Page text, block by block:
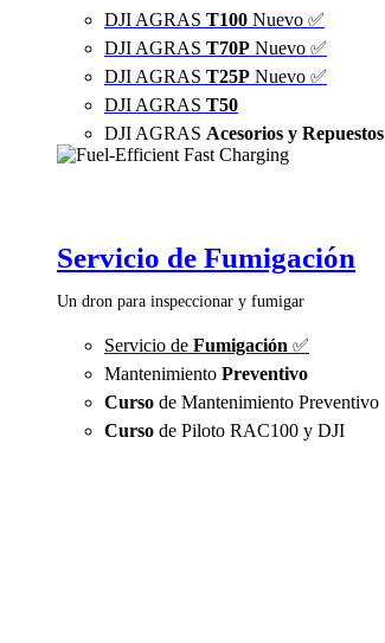
DJI AGRAS T100 Nuevo ✅
DJI AGRAS T70P Nuevo ✅
DJI AGRAS T25P Nuevo ✅
DJI AGRAS T50
DJI AGRAS Acesorios y Repuestos
Servicio de Fumigación
Un dron para inspeccionar y fumigar
Servicio de Fumigación ✅
Mantenimiento Preventivo
Curso de Mantenimiento Preventivo
Curso de Piloto RAC100 y DJI